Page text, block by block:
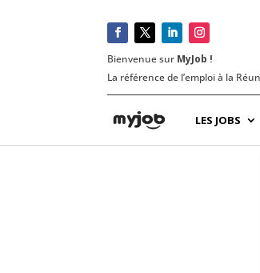
Bienvenue sur MyJob !
La référence de l’emploi à la
LES JOBS